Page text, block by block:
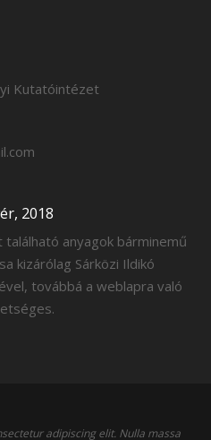
Kutatóintézet
2018
anyagok bárminemű
kizárólag Sárközi Ildikó
továbbá a weblapra való
adipiscing elit. Nulla massa